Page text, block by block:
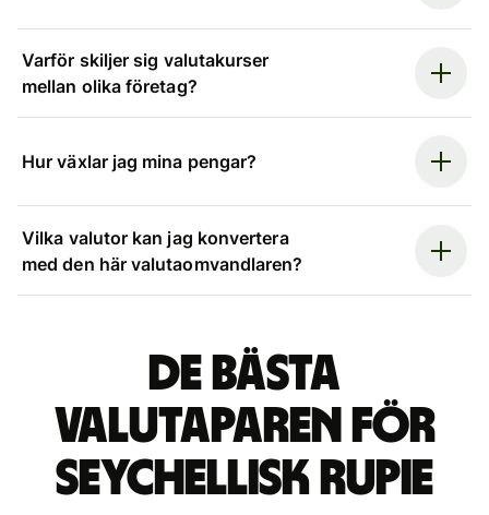
Varför skiljer sig valutakurser
mellan olika företag?
Hur växlar jag mina pengar?
Vilka valutor kan jag konvertera
med den här valutaomvandlaren?
De bästa
valutaparen för
seychellisk rupie